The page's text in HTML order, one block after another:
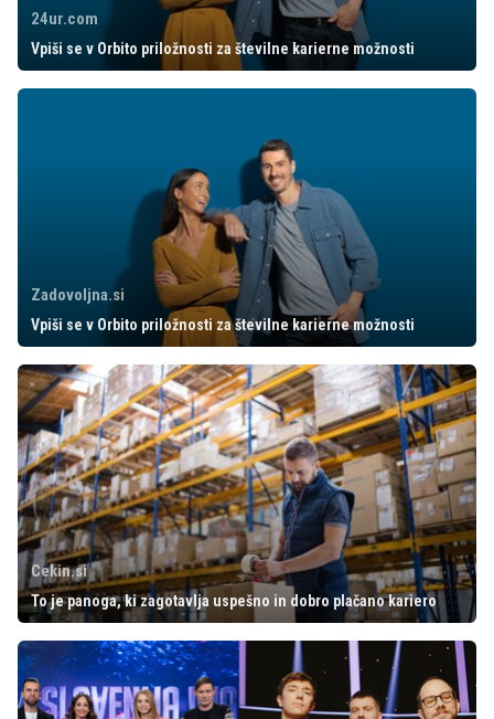
24ur.com
Vpiši se v Orbito priložnosti za številne karierne možnosti
Zadovoljna.si
Vpiši se v Orbito priložnosti za številne karierne možnosti
Cekin.si
To je panoga, ki zagotavlja uspešno in dobro plačano kariero